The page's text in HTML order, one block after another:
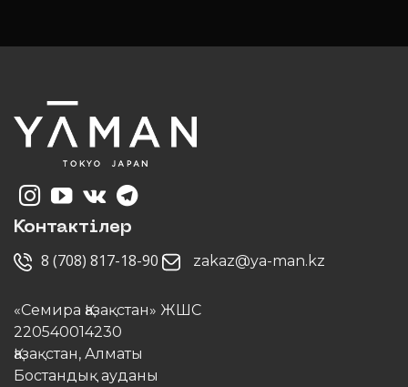
Контактілер
8 (708) 817-18-90 zakaz@ya-man.kz
«Семира Қазақстан» ЖШС
220540014230
Қазақстан, Алматы
Бостандық ауданы